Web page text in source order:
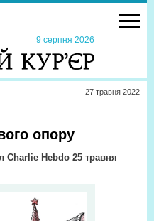
9 серпня 2026
27 травня 2022
опору
Charlie Hebdo 25 травня